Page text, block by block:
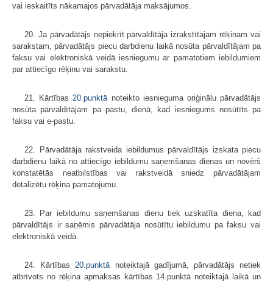
vai ieskaitīts nākamajos pārvadātāja maksājumos.
20. Ja pārvadātājs nepiekrīt pārvaldītāja izrakstītajam rēķinam vai
sarakstam, pārvadātājs piecu darbdienu laikā nosūta pārvaldītājam pa
faksu vai elektroniskā veidā iesniegumu ar pamatotiem iebildumiem
par attiecīgo rēķinu vai sarakstu.
21. Kārtības20.punktānoteikto iesnieguma oriģinālu pārvadātājs
nosūta pārvaldītājam pa pastu, dienā, kad iesniegums nosūtīts pa
faksu vai e-pastu.
22. Pārvadātāja rakstveida iebildumus pārvaldītājs izskata piecu
darbdienu laikā no attiecīgo iebildumu saņemšanas dienas un novērš
konstatētās neatbilstības vai rakstveidā sniedz pārvadātājam
detalizētu rēķina pamatojumu.
23. Par iebildumu saņemšanas dienu tiek uzskatīta diena, kad
pārvaldītājs ir saņēmis pārvadātāja nosūtītu iebildumu pa faksu vai
elektroniskā veidā.
24. Kārtības20.punktānoteiktajā gadījumā, pārvadātājs netiek
atbrīvots no rēķina apmaksas kārtības 14.punktā noteiktajā laikā un